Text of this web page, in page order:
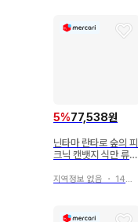
5%77,538원
닌타마 란타로 숲의 피
크닉 캔뱃지 식만 류사
분지로 센조
지역정보 없음 ・ 14일 전